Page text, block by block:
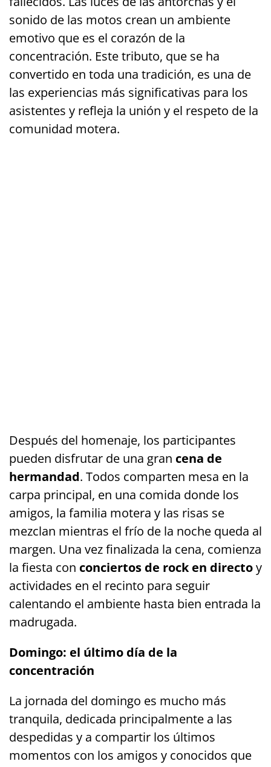
sonido de las motos crean un ambiente
emotivo que es el corazón de la
concentración. Este tributo, que se ha
convertido en toda una tradición, es una de
las experiencias más significativas para los
asistentes y refleja la unión y el respeto de la
comunidad motera.
Después del homenaje, los participantes
pueden disfrutar de una gran cena de
hermandad. Todos comparten mesa en la
carpa principal, en una comida donde los
amigos, la familia motera y las risas se
mezclan mientras el frío de la noche queda al
margen. Una vez finalizada la cena, comienza
la fiesta con conciertos de rock en directoy
actividades en el recinto para seguir
calentando el ambiente hasta bien entrada la
madrugada.
Domingo: el último día de la
concentración
La jornada del domingo es mucho más
tranquila, dedicada principalmente a las
despedidas y a compartir los últimos
momentos con los amigos y conocidos que